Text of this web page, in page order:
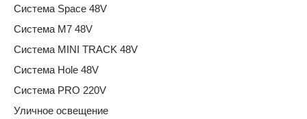
Система Space 48V
Система M7 48V
Система MINI TRACK 48V
Система Hole 48V
Система PRO 220V
Уличное освещение